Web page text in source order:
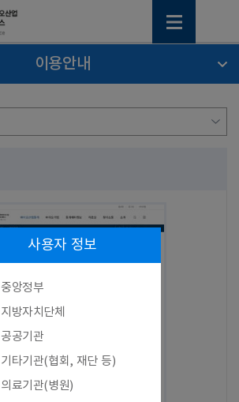
이용안내
사용자 정보
중앙정부
지방자치단체
공공기관
기타기관(협회, 재단 등)
의료기관(병원)